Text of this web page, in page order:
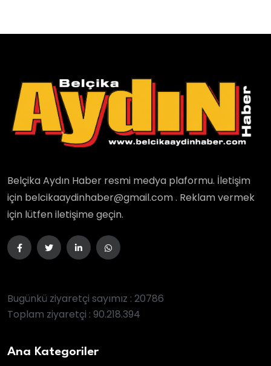
Belçika Aydın Haber resmi medya plaformu. İletişim
için belcikaaydinhaber@gmail.com . Reklam vermek
için lütfen iletişime geçin.
Bugünkü ziyaretçi sayımız : 20786
Toplam ziyaretçi : 90.218.394
Ana Kategoriler